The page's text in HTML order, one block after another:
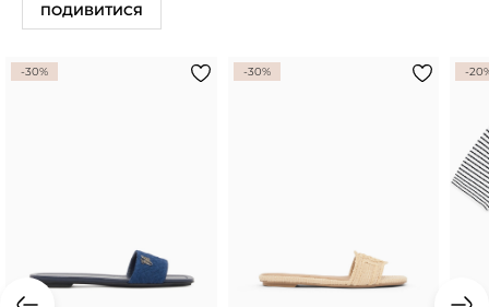
ПОДИВИТИСЯ
-30% -30% -